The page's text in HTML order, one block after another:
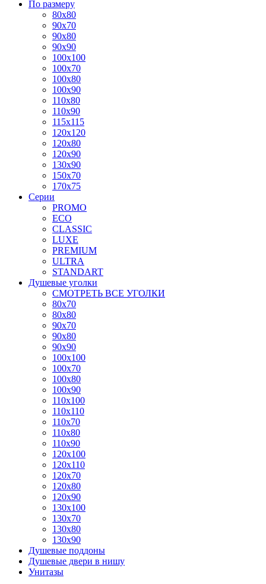
По размеру
80x80
90x70
90x80
90x90
100x100
100x70
100x80
100x90
110x80
110x90
115x115
120x120
120x80
120x90
130x90
150x70
170x75
Серии
PROMO
ECO
CLASSIC
LUXE
PREMIUM
ULTRA
STANDART
Душевые уголки
СМОТРЕТЬ ВСЕ УГОЛКИ
80x70
80x80
90x70
90x80
90x90
100x100
100x70
100x80
100x90
110x100
110x110
110x70
110x80
110x90
120x100
120x110
120x70
120x80
120x90
130x100
130x70
130x80
130x90
Душевые поддоны
Душевые двери в нишу
Унитазы